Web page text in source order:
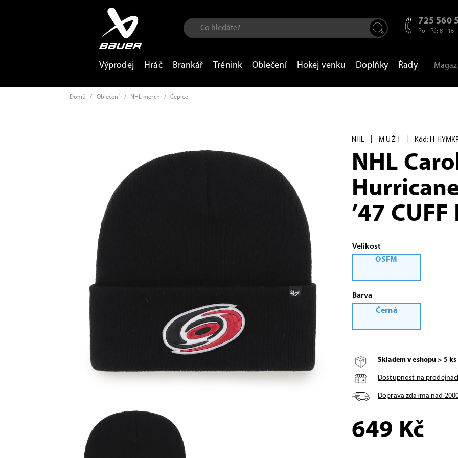
725 560
Po - Pá: 8 - 16
Výprodej Hráč Brankář Trénink Oblečení Hokej venku Doplňky Řady
Domů / Oblečení / NHL merch / Čepice
NHL MUŽI Kód: H-
NHL
’47 CUFF
Velikost
OSFM
Barva
Černá
Skladem v eshopu > 5 ks
Dostupnost na
Doprava zdarma nad
649 Kč